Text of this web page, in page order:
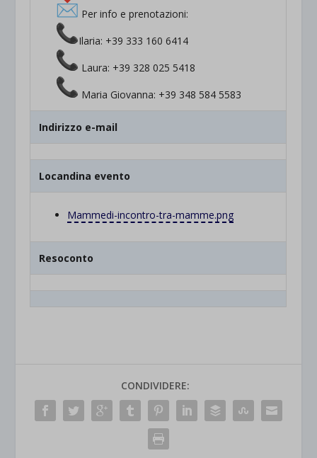
Per info e prenotazioni:
Ilaria: ‪+39 333 160 6414‬
Laura: +39 328 025 5418
Maria Giovanna: +39 348 584 5583
Indirizzo e-mail
Locandina evento
Mammedi-incontro-tra-mamme.png
Resoconto
CONDIVIDERE: